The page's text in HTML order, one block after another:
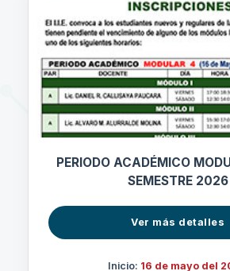
PERIODO ACADÉMICO
SEMESTRE 2026
Ver más detalles
Inicio: 16 de mayo del